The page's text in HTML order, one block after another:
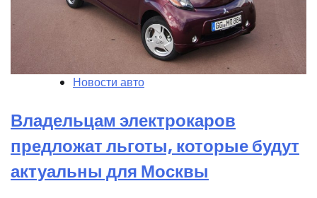
Новости авто
Владельцам электрокаров
предложат льготы, которые будут
актуальны для Москвы